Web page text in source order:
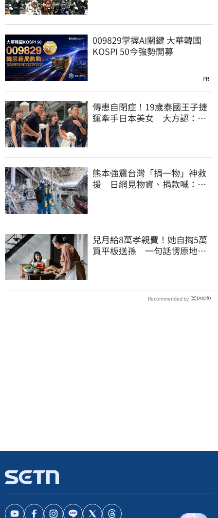
009829掌握AI關鍵 大華韓國
KOSPI 50今強勢開募
PR
傳患自閉症！19歲泰國王子捷
運牽手日本美女 大方認：
熊本強震台灣「捐一物」神救
援 日網見物資、捐款喊：比
兒月給8萬孝親費！她自掏5萬
買平板送孫 一句話愣原地
Recommended by